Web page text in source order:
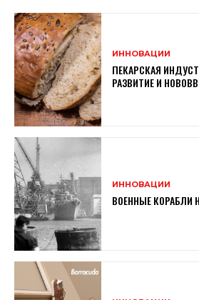
ИННОВАЦИИ
ПЕКАРСКАЯ
РАЗВИТИЕ И
ИННОВАЦИИ
ВОЕННЫЕ КОРАБЛИ